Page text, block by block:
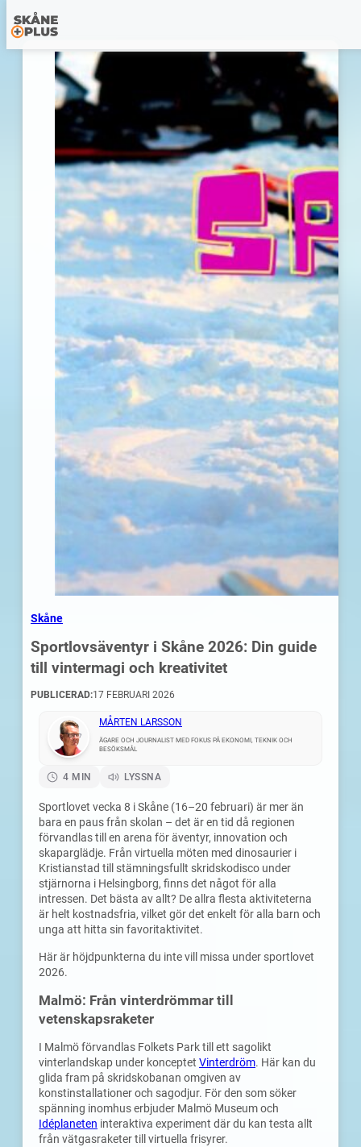
Skåne
Sportlovsäventyr i Skåne 2026: Din guide
till vintermagi och kreativitet
PUBLICERAD:17 FEBRUARI 2026
MÅRTEN LARSSON
ÄGARE OCH JOURNALIST MED FOKUS PÅ EKONOMI, TEKNIK OCH
BESÖKSMÅL
4 MIN LYSSNA
Sportlovet vecka 8 i Skåne (16–20 februari) är mer än
bara en paus från skolan – det är en tid då regionen
förvandlas till en arena för äventyr, innovation och
skaparglädje. Från virtuella möten med dinosaurier i
Kristianstad till stämningsfullt skridskodisco under
stjärnorna i Helsingborg, finns det något för alla
intressen. Det bästa av allt? De allra flesta aktiviteterna
är helt kostnadsfria, vilket gör det enkelt för alla barn och
unga att hitta sin favoritaktivitet.
Här är höjdpunkterna du inte vill missa under sportlovet
2026.
Malmö: Från vinterdrömmar till
vetenskapsraketer
I Malmö förvandlas Folkets Park till ett sagolikt
vinterlandskap under konceptet Vinterdröm. Här kan du
glida fram på skridskobanan omgiven av
konstinstallationer och sagodjur. För den som söker
spänning inomhus erbjuder Malmö Museum och
Idéplaneten interaktiva experiment där du kan testa allt
från vätgasraketer till virtuella frisyrer.